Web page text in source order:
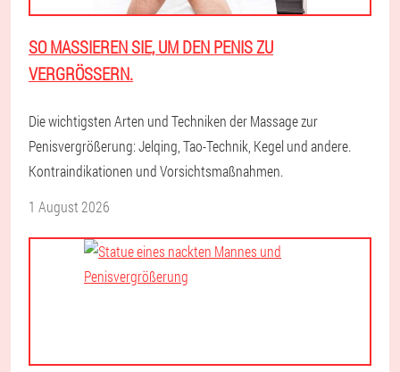
SO MASSIEREN SIE, UM DEN PENIS ZU
VERGRÖSSERN.
Die wichtigsten Arten und Techniken der Massage zur
Penisvergrößerung: Jelqing, Tao-Technik, Kegel und andere.
Kontraindikationen und Vorsichtsmaßnahmen.
1 August 2026